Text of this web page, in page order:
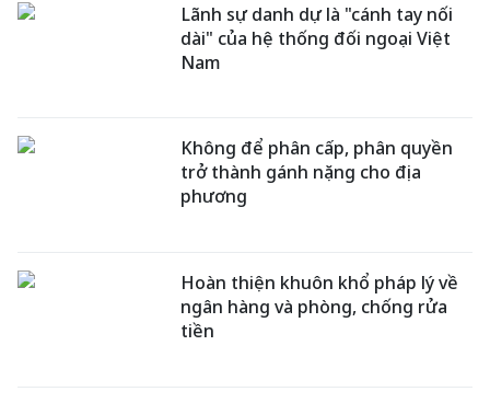
Lãnh sự danh dự là "cánh tay nối
dài" của hệ thống đối ngoại Việt
Nam
Không để phân cấp, phân quyền
trở thành gánh nặng cho địa
phương
Hoàn thiện khuôn khổ pháp lý về
ngân hàng và phòng, chống rửa
tiền